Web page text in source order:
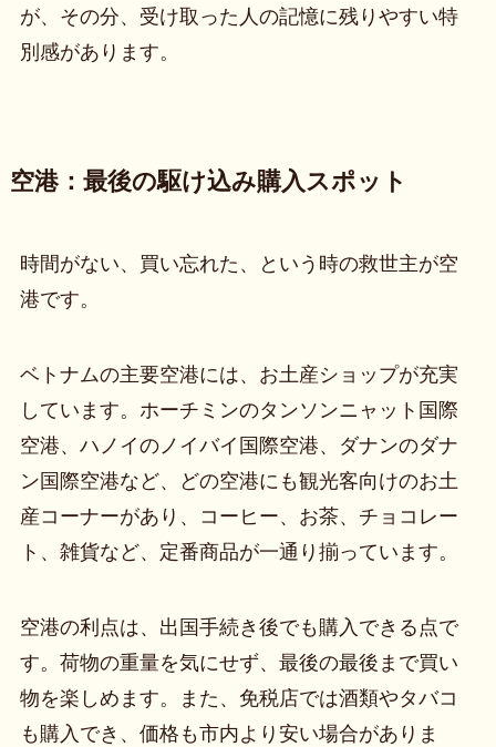
が、その分、受け取った人の記憶に残りやすい特
別感があります。
空港：最後の駆け込み購入スポット
時間がない、買い忘れた、という時の救世主が空
港です。
ベトナムの主要空港には、お土産ショップが充実
しています。ホーチミンのタンソンニャット国際
空港、ハノイのノイバイ国際空港、ダナンのダナ
ン国際空港など、どの空港にも観光客向けのお土
産コーナーがあり、コーヒー、お茶、チョコレー
ト、雑貨など、定番商品が一通り揃っています。
空港の利点は、出国手続き後でも購入できる点で
す。荷物の重量を気にせず、最後の最後まで買い
物を楽しめます。また、免税店では酒類やタバコ
も購入でき、価格も市内より安い場合がありま